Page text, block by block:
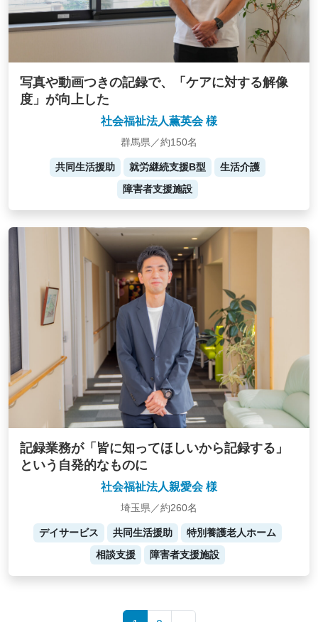
写真や動画つきの記録で、「ケアに対する解像
度」が向上した
社会福祉法人薫英会 様
群馬県／約150名
共同生活援助 就労継続支援B型
生活介護
障害者支援施設
記録業務が「皆に知ってほしいから記録する」
という自発的なものに
社会福祉法人親愛会 様
埼玉県／約260名
デイサービス 共同生活援助
特別養護老人ホーム
相談支援
障害者支援施設